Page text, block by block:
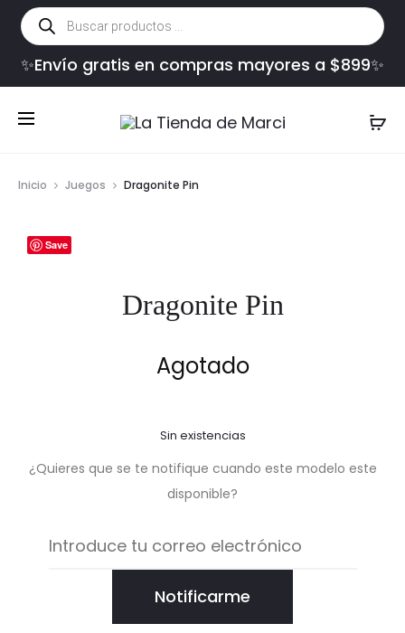
Búsqueda
de
productos
✨Envío gratis en compras mayores a $899✨
Inicio Juegos Dragonite Pin
Save
Dragonite Pin
Agotado
Sin existencias
¿Quieres que se te notifique cuando este modelo este
disponible?
Notificarme